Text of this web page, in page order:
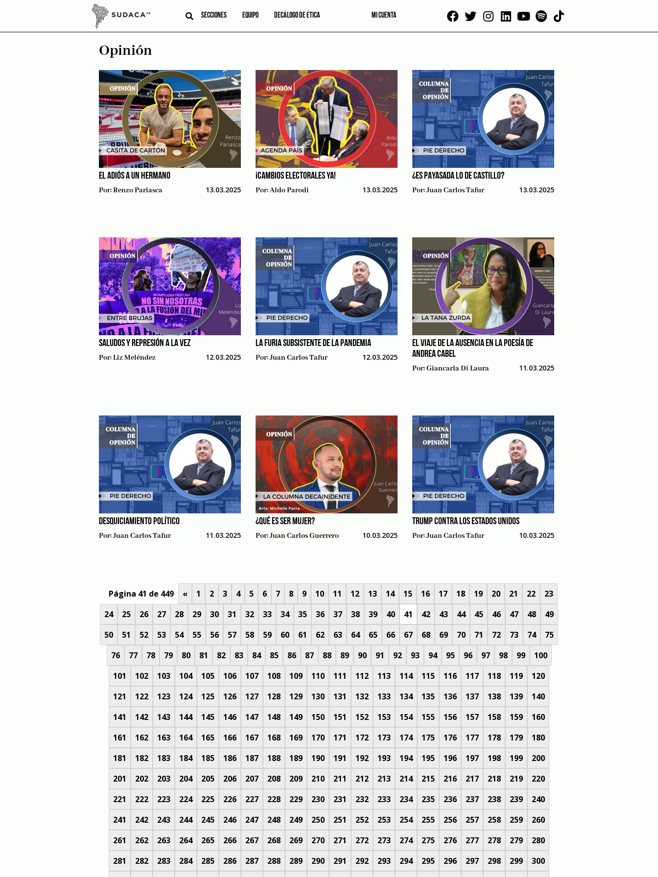
SECCIONES EQUIPO DECÁLOGO DE ÉTICA MI CUENTA
Opinión
EL ADIÓS A UN HERMANO
Por:Renzo Pariasca 13.03.2025
¡CAMBIOS ELECTORALES YA!
Por:Aldo Parodi 13.03.2025
¿ES PAYASADA LO DE CASTILLO?
Por:Juan Carlos Tafur 13.03.2025
SALUDOS Y REPRESIÓN A LA VEZ
Por:Liz Meléndez 12.03.2025
LA FURIA SUBSISTENTE DE LA PANDEMIA
Por:Juan Carlos Tafur 12.03.2025
EL VIAJE DE LA AUSENCIA EN LA POESÍA DE
ANDREA CABEL
Por:Giancarla Di Laura 11.03.2025
DESQUICIAMIENTO POLÍTICO
Por:Juan Carlos Tafur 11.03.2025
¿QUÉ ES SER MUJER?
Por:Juan Carlos Guerrero 10.03.2025
TRUMP CONTRA LOS ESTADOS UNIDOS
Por:Juan Carlos Tafur 10.03.2025
Página 41 de 449 « 1 2 3 4 5 6 7 8 9 10 11 12 13 14 15 16 17 18 19 20 21 22
23
24
25 26 27 28 29 30 31 32 33 34 35 36 37 38 39 40 41 42 43 44 45 46 47 48
49
50
51 52 53 54 55 56 57 58 59 60 61 62 63 64 65 66 67 68 69 70 71 72 73 74
75
76
77 78 79 80 81 82 83 84 85 86 87 88 89 90 91 92 93 94 95 96 97 98 99
100
101
102 103 104 105 106 107 108 109 110 111 112 113 114 115 116 117 118 119
120
121
122 123 124 125 126 127 128 129 130 131 132 133 134 135 136 137 138 139
140
141
142 143 144 145 146 147 148 149 150 151 152 153 154 155 156 157 158 159
160
161
162 163 164 165 166 167 168 169 170 171 172 173 174 175 176 177 178 179
180
181
182 183 184 185 186 187 188 189 190 191 192 193 194 195 196 197 198 199
200
201
202 203 204 205 206 207 208 209 210 211 212 213 214 215 216 217 218 219
220
221
222 223 224 225 226 227 228 229 230 231 232 233 234 235 236 237 238 239
240
241
242 243 244 245 246 247 248 249 250 251 252 253 254 255 256 257 258 259
260
261
262 263 264 265 266 267 268 269 270 271 272 273 274 275 276 277 278 279
280
281
282 283 284 285 286 287 288 289 290 291 292 293 294 295 296 297 298 299
300